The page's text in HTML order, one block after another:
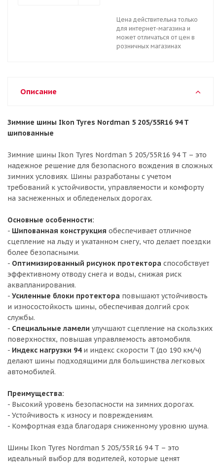
Цена действительна только
для интернет-магазина и
может отличаться от цен в
розничных магазинах
Описание
Зимние шины Ikon Tyres Nordman 5 205/55R16 94 T
шипованные
Зимние шины Ikon Tyres Nordman 5 205/55R16 94 T – это
надежное решение для безопасного вождения в сложных
зимних условиях. Шины разработаны с учетом
требований к устойчивости, управляемости и комфорту
на заснеженных и обледенелых дорогах.
Основные особенности:
- Шипованная конструкция обеспечивает отличное
сцепление на льду и укатанном снегу, что делает поездки
более безопасными.
- Оптимизированный рисунок протектора способствует
эффективному отводу снега и воды, снижая риск
аквапланирования.
- Усиленные блоки протектора повышают устойчивость
и износостойкость шины, обеспечивая долгий срок
службы.
- Специальные ламели улучшают сцепление на скользких
поверхностях, повышая управляемость автомобиля.
- Индекс нагрузки 94и индекс скорости T (до 190 км/ч)
делают шины подходящими для большинства легковых
автомобилей.
Преимущества:
- Высокий уровень безопасности на зимних дорогах.
- Устойчивость к износу и повреждениям.
- Комфортная езда благодаря сниженному уровню шума.
Шины Ikon Tyres Nordman 5 205/55R16 94 T – это
идеальный выбор для водителей, которые ценят